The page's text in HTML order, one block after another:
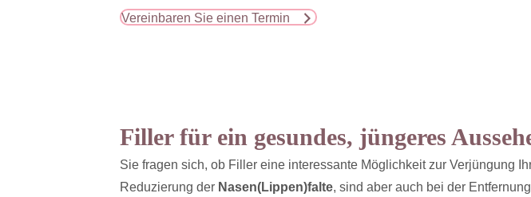
Vereinbaren Sie einen Termin
Filler für ein gesundes, jüngeres
Sie fragen sich, ob Filler eine interessante Möglichkeit zur Verjüngung
Reduzierung der Nasen(Lippen)falte, sind aber auch bei der